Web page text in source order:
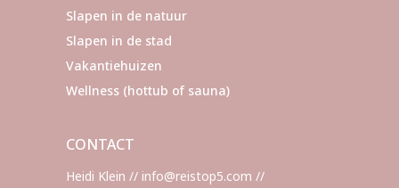
Slapen in de natuur
Slapen in de stad
Vakantiehuizen
Wellness (hottub of sauna)
CONTACT
Heidi Klein // info@reistop5.com //